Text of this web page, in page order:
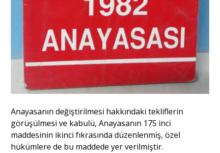
Anayasanın değiştirilmesi hakkındaki tekliflerin
görüşülmesi ve kabulü, Anayasanın 175 inci
maddesinin ikinci fıkrasında düzenlenmiş, özel
hükümlere de bu maddede yer verilmiştir.